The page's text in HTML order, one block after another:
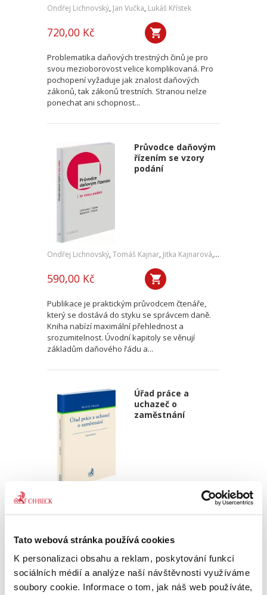
Tato webová stránka používá cookies
K personalizaci obsahu a reklam, poskytování funkcí
sociálních médií a analýze naší návštěvnosti využíváme
soubory cookie. Informace o tom, jak náš web používáte,
Ondřej Lichnovský, Jan Vučka, Lukáš Křístek
720,00 Kč
Problematika daňových trestných činů je pro
svou mezioborovost velice komplikovaná. Pro
pochopení vyžaduje jak znalost daňových
zákonů, tak zákonů trestních. Stranou nelze
ponechat ani schopnost...
Průvodce daňovým
řízením se vzory
podání
Ondřej Lichnovský, Tomáš Kajnar, Jitka Kajnarová, Tomáš Rydval
590,00 Kč
Publikace je praktickým průvodcem čtenáře,
který se dostává do styku se správcem daně.
Kniha nabízí maximální přehlednost a
srozumitelnost. Úvodní kapitoly se věnují
základům daňového řádu a...
Úřad práce a
uchazeč o
zaměstnání
Jana Doušová
zprostředkování zaměstnání a další služby
Úřadu práce České republiky. Čtenáře
seznamuje s právy uchazeče o zaměstnání, ale